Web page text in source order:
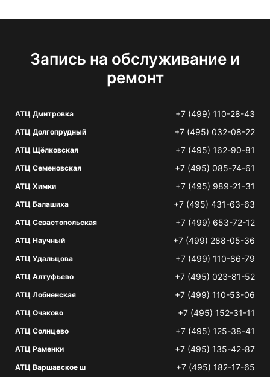
Запись на обслуживание и
ремонт
АТЦ Дмитровка +7 (499) 110-28-43
АТЦ Долгопрудный +7 (495) 032-08-22
АТЦ Щёлковская +7 (495) 162-90-81
АТЦ Семеновская +7 (495) 085-74-61
АТЦ Химки +7 (495) 989-21-31
АТЦ Балашиха +7 (495) 431-63-63
АТЦ Севастопольская +7 (499) 653-72-12
АТЦ Научный +7 (499) 288-05-36
АТЦ Удальцова +7 (499) 110-86-79
АТЦ Алтуфьево +7 (495) 023-81-52
АТЦ Лобненская +7 (499) 110-53-06
АТЦ Очаково +7 (495) 152-31-11
АТЦ Солнцево +7 (495) 125-38-41
АТЦ Раменки +7 (495) 135-42-87
АТЦ Варшавское ш +7 (495) 182-17-65